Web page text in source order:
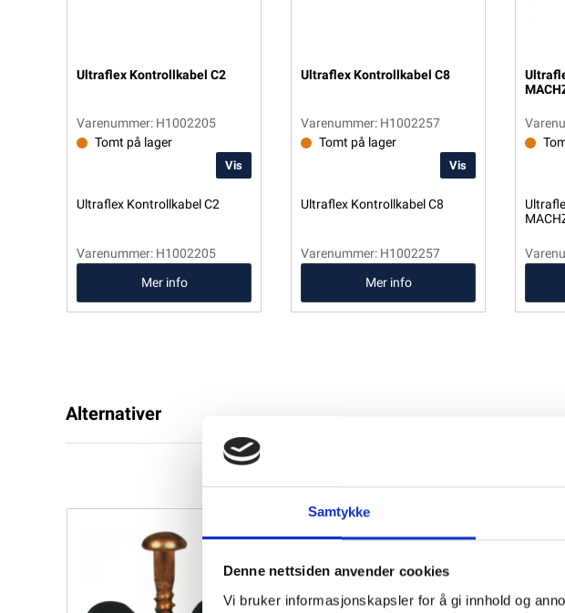
Samtykke
Denne nettsiden anvender cookies
Vi bruker informasjonskapsler for å gi innhold og
Ultraflex Kontrollkabel C2
Varenummer: H1002205
Tomt på lager
Vis
Ultraflex Kontrollkabel C2
Varenummer: H1002205
Mer info
Ultraflex Kontrollkabel C8
Varenummer: H1002257
Tomt på lager
Vis
Ultraflex Kontrollkabel C8
Varenummer: H1002257
Mer info
Alternativer